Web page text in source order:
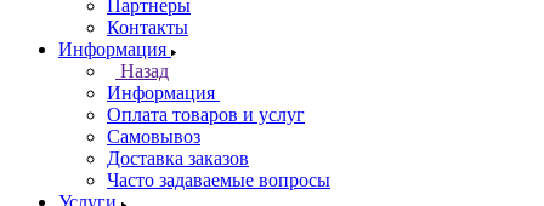
Партнеры
Контакты
Информация
Назад
Информация
Оплата товаров и услуг
Самовывоз
Доставка заказов
Часто задаваемые вопросы
Услуги